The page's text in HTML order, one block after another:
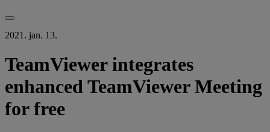
2021. jan. 13.
TeamViewer integrates
enhanced TeamViewer Meeting
for free